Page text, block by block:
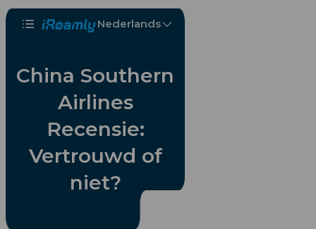
Nederlands
China Southern
Airlines
Recensie:
Vertrouwd of
niet?